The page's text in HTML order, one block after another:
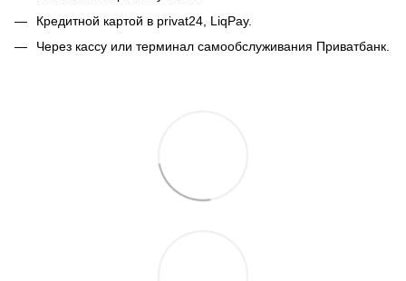
Кредитной картой в privat24, LiqPay.
Через кассу или терминал самообслуживания Приватбанк.